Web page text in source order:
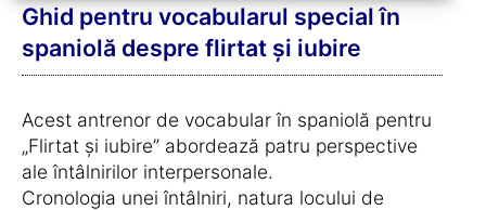
Ghid pentru vocabularul special în
spaniolă despre flirtat și iubire
Acest antrenor de vocabular în spaniolă pentru
„Flirtat și iubire” abordează patru perspective
ale întâlnirilor interpersonale.
Cronologia unei întâlniri, natura locului de